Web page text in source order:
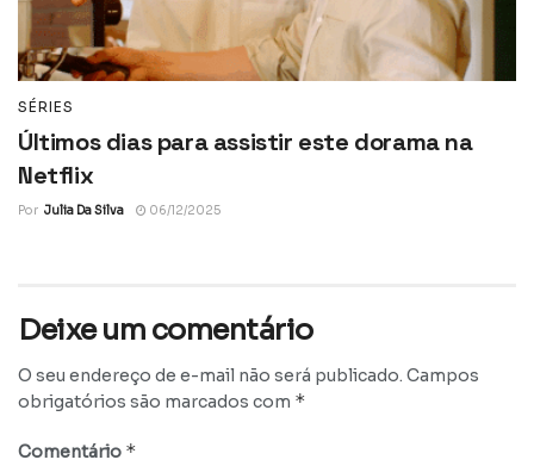
SÉRIES
Últimos dias para assistir este dorama na
Netflix
Por Julia Da Silva 06/12/2025
Deixe um comentário
O seu endereço de e-mail não será publicado. Campos
obrigatórios são marcados com *
Comentário *